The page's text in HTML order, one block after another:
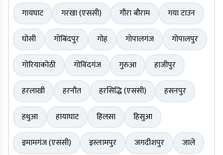
गायघाट
गरखा (एससी) गौरा बौराम
गया टाउन
घोसी
गोबिंदपुर गोह गोपालगंज
गोपालपुर
गोरियाकोठी
गोविंदगंज गुरुआ
हाजीपुर
हरलाखी
हरनौत हरसिद्धि (एससी)
हसनपुर
हथुआ
हायाघाट हिलसा
हिसुआ
इमामगंज (एससी)
इस्लामपुर जगदीशपुर
जाले